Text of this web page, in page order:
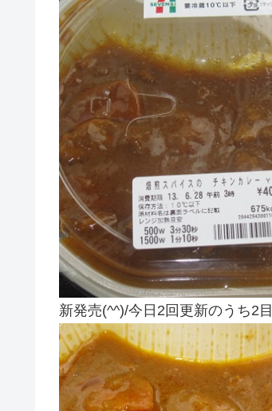
新発売(^^)/今日2回更新のうち2目